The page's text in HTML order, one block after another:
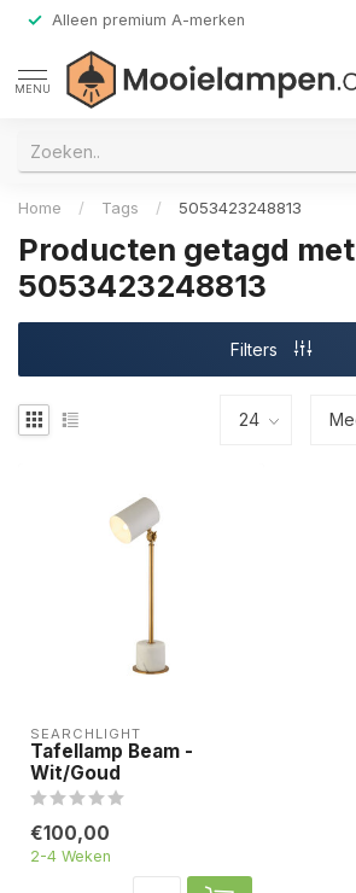
Alleen premium A-merken
MENU
Home / Tags / 5053423248813
Producten getagd met
5053423248813
Filters
SEARCHLIGHT
Tafellamp Beam -
Wit/Goud
€100,00
2-4 Weken